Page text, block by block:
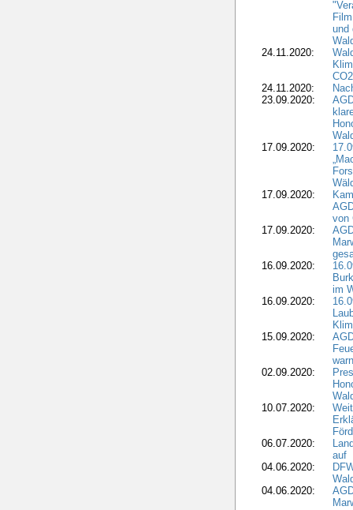
und
24.11.2020:
24.11.2020:
23.09.2020:
17.09.2020:
17.09.2020:
von
17.09.2020:
16.09.2020:
im
16.09.2020:
15.09.2020:
02.09.2020:
10.07.2020:
06.07.2020:
auf
04.06.2020:
04.06.2020: